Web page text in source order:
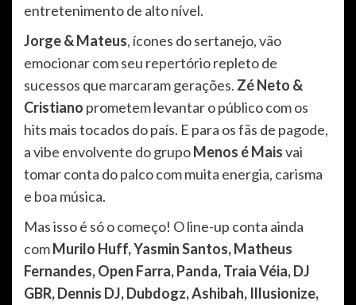
entretenimento de alto nível.
Jorge & Mateus, ícones do sertanejo, vão
emocionar com seu repertório repleto de
sucessos que marcaram gerações. Zé Neto &
Cristiano prometem levantar o público com os
hits mais tocados do país. E para os fãs de pagode,
a vibe envolvente do grupoMenos é Maisvai
tomar conta do palco com muita energia, carisma
e boa música.
Mas isso é só o começo! O line-up conta ainda
comMurilo Huff, Yasmin Santos, Matheus
Fernandes, Open Farra, Panda, Traia Véia, DJ
GBR, Dennis DJ, Dubdogz, Ashibah, Illusionize,